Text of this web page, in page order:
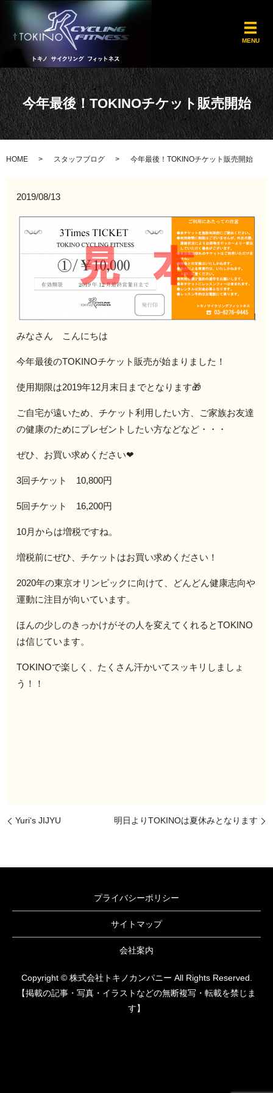
MENU
今年最後！TOKINOチケット販売開始
HOME スタッフブログ 今年最後！TOKINOチケット販売開始
2019/08/13
みなさん こんにちは
今年最後のTOKINOチケット販売が始まりました！
使用期限は2019年12月末日までとなります🎁
ご自宅が遠いため、チケット利用したい方、ご家族お友達
の健康のためにプレゼントしたい方などなど・・・
ぜひ、お買い求めください❤
3回チケット 10,800円
5回チケット 16,200円
10月からは増税ですね。
増税前にぜひ、チケットはお買い求めください！
2020年の東京オリンピックに向けて、どんどん健康志向や
運動に注目が向いています。
ほんの少しのきっかけがその人を変えてくれるとTOKINO
は信じています。
TOKINOで楽しく、たくさん汗かいてスッキリしましょ
う！！
Yuri‘s JIJYU 明日よりTOKINOは夏休みとなります
プライバシーポリシー
サイトマップ
会社案内
Copyright © 株式会社トキノカンパニー All Rights Reserved.
【掲載の記事・写真・イラストなどの無断複写・転載を禁じま
す】